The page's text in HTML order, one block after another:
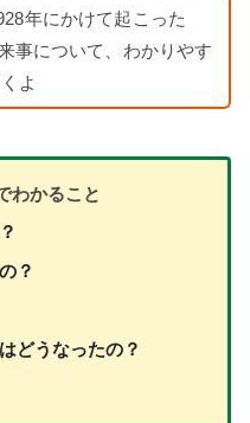
年にかけて起こった
事について、わかりやす
よ
わかること
？
どうなったの？